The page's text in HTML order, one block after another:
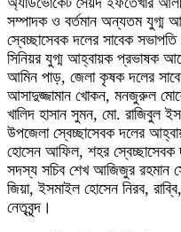
সম্পাদক ও বর্তমান অন্যতম যুগ্ম
স্বেচ্ছাসেবক দলের সাবেক
সিনিয়র যুগ্ম আহ্বায়ক প্রভাষক
আমিন পাড়, জেলা কৃষক দলের
আসাদুজ্জামান খোকন, মনজুরুল
খালিদ হাসান সুমন, মো. রাজিবুল
উপজেলা স্বেচ্ছাসেবক দলের
হোসেন আফিল, শহর স্বেচ্ছাসেবক
সদস্য সচিব শেখ আজিজুর রহমান
জিয়া, ইসমাইল হোসেন নিরব,
নেতৃবৃন্দ।